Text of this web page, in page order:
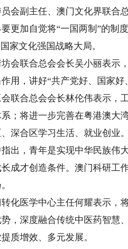
副主任、澳门文化界联合
更加自觉将“一国两制”的制
家文化强国战略大局。
联合总会会长吴小丽表示
用，讲好“共产党好、国家好
合总会会长林伦伟表示，
；将进一步完善在粤港澳大
深合区学习生活、就业创业。
，青年是实现中华民族伟大
成才创造条件。澳门科研工
医学中心主任何耀表示，将
，深度融合传统中医药智慧
质增效、多元发展。